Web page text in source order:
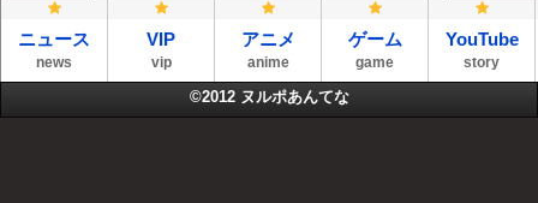
ニュース
news
VIP
vip
アニメ
anime
ゲーム
game
YouTube
story
©2012 ヌルポあんてな